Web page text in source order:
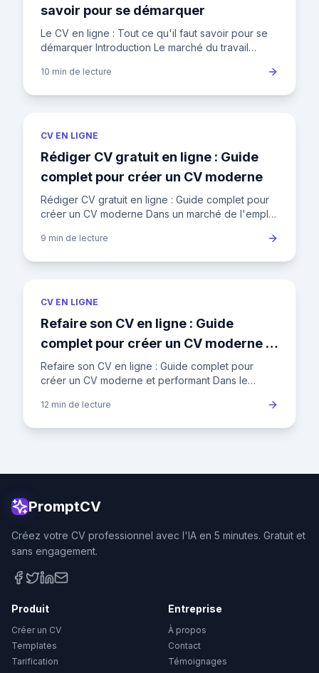
savoir pour se démarquer
Le CV en ligne : Tout ce qu'il faut savoir pour se
démarquer Introduction Le marché du travail
de chômage de 7
10 min de lecture
CV EN LIGNE
Rédiger CV gratuit en ligne : Guide
complet pour créer un CV moderne
Rédiger CV gratuit en ligne : Guide complet pour
créer un CV moderne Dans un marché de l'emploi
secondes sur un CV a
9 min de lecture
CV EN LIGNE
Refaire son CV en ligne : Guide
complet pour créer un CV moderne et
performant
Refaire son CV en ligne : Guide complet pour
créer un CV moderne et performant Dans le
chômage fluctue autour
12 min de lecture
PromptCV
Créez votre CV professionnel avec l'IA en 5 minutes. Gratuit et
sans engagement.
Produit
Créer un CV
Templates
Tarification
Entreprise
À propos
Contact
Témoignages